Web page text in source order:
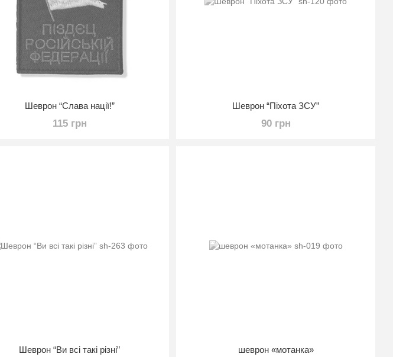
Шеврон “Слава нації!”
115 грн
Шеврон “Піхота ЗСУ”
90 грн
Шеврон “Ви всі такі різні” шеврон «мотанка»